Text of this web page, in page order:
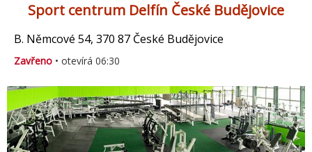
Sport centrum Delfín České Budějovice
B. Němcové 54, 370 87 České Budějovice
Zavřeno • otevírá 06:30